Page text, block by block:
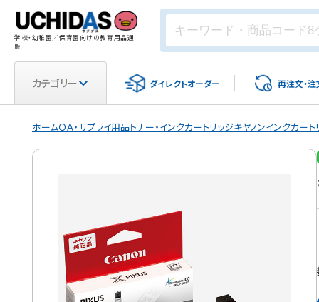
学校・幼稚園／保育園向けの教育用品通
販
カテゴリー ダイレクトオーダー 再注文・注
ホームＯＡ・サプライ用品トナー・インクカートリッジキヤノンインクカート